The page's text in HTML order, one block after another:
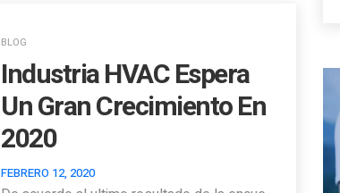
BLOG
Industria HVAC Espera
Un Gran Crecimiento En
2020
FEBRERO 12, 2020